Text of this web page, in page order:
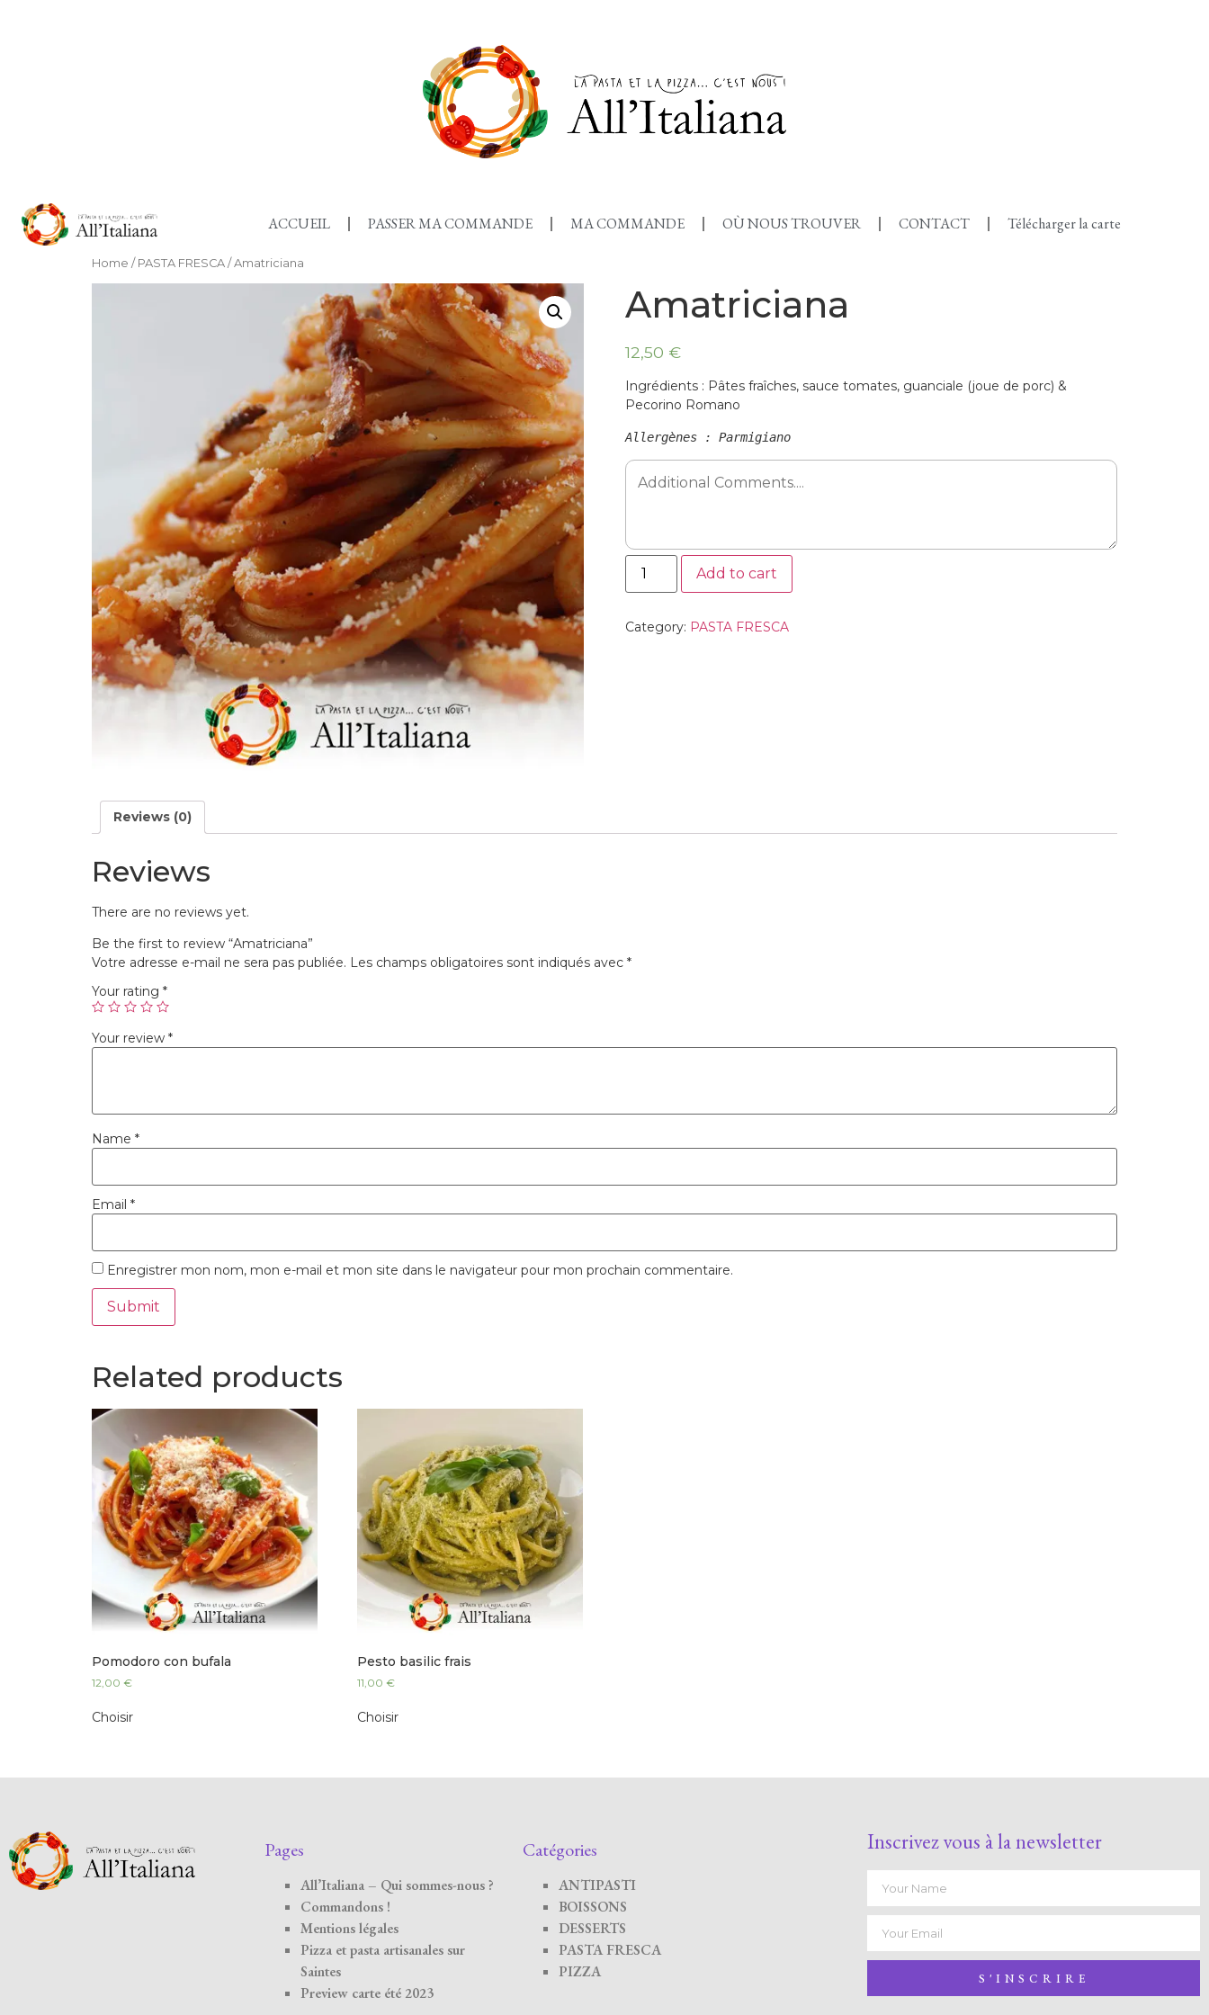
ACCUEIL PASSER MA COMMANDE MA COMMANDE OÙ NOUS TROUVER CONTACT Télécharger la carte
Home / PASTA FRESCA / Amatriciana
Amatriciana
12,50 €
Ingrédients : Pâtes fraîches, sauce tomates, guanciale (joue de porc) &
Pecorino Romano
Allergènes : Parmigiano
Add to cart
Category: PASTA FRESCA
Reviews (0)
Reviews
There are no reviews yet.
Be the first to review “Amatriciana”
Votre adresse e-mail ne sera pas publiée. Les champs obligatoires sont indiqués avec *
Your rating *
Your review *
Name *
Email *
Enregistrer mon nom, mon e-mail et mon site dans le navigateur pour mon prochain commentaire.
Related products
Pomodoro con bufala
12,00 €
Choisir
Pesto basilic frais
11,00 €
Choisir
Pages
All’Italiana – Qui sommes-nous ?
Commandons !
Mentions légales
Pizza et pasta artisanales sur
Saintes
Preview carte été 2023
Catégories
ANTIPASTI
BOISSONS
DESSERTS
PASTA FRESCA
PIZZA
Inscrivez vous à la newsletter
S'INSCRIRE